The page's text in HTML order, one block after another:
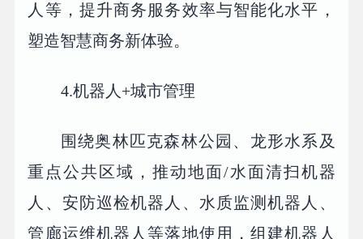
人等，提升商务服务效率与智能化水平，
塑造智慧商务新体验。
4.机器人+城市管理
围绕奥林匹克森林公园、龙形水系及
重点公共区域，推动地面/水面清扫机器
人、安防巡检机器人、水质监测机器人、
管廊运维机器人等落地使用，组建机器人